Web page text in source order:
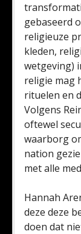
gebaseerd
religieuze
kleden,
wetgeving)
religie mag
rituelen en
Volgens
oftewel
waarborg
nation
met alle
Hannah
deze deze
doen dat